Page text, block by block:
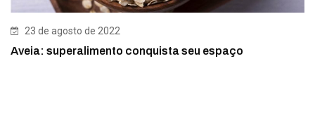
23 de agosto de 2022
Aveia: superalimento conquista seu espaço